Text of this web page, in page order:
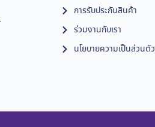
การรับประกันสินค้า
ร่วมงานกับเรา
นโยบายความเป็นส่วนตัว